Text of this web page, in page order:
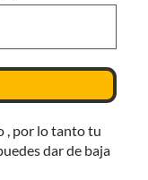
, por lo tanto tu
dar de baja